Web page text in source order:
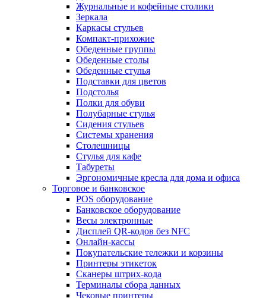
Журнальные и кофейные столики
Зеркала
Каркасы стульев
Компакт-прихожие
Обеденные группы
Обеденные столы
Обеденные стулья
Подставки для цветов
Подстолья
Полки для обуви
Полубарные стулья
Сидения стульев
Системы хранения
Столешницы
Стулья для кафе
Табуреты
Эргономичные кресла для дома и офиса
Торговое и банковское
POS оборудование
Банковское оборудование
Весы электронные
Дисплей QR-кодов без NFC
Онлайн-кассы
Покупательские тележки и корзины
Принтеры этикеток
Сканеры штрих-кода
Терминалы сбора данных
Чековые принтеры